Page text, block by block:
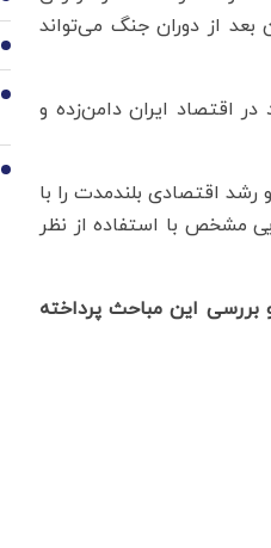
از دوران جنگ می‌تواند
اقتصاد ایران دامن‌زده و
اقتصادی بلندمدت را با
مشخص با استفاده از نظر
بررسی این مباحث پرداخته
8
9
10